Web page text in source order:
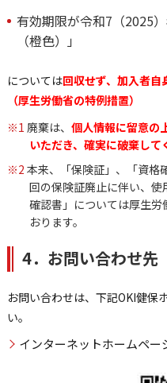
有効期限が令和7（2025
（橙色）」
については回収せず、加入者自
（厚生労働省の特例措置）
※1 廃棄は、 個人情報に留意の
いただき、確実に破棄して
※2 本来、「保険証」、「資格
回の保険証廃止に伴い、
確認書」については厚生
おります。
4．お問い合わせ先
お問い合わせは、下記OKI健保
い。
インターネットホームペー